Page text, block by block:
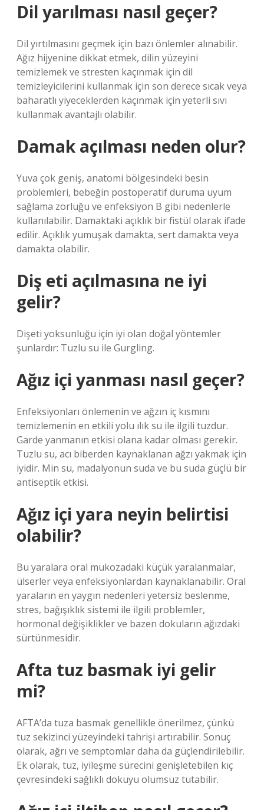
Dil yarılması nasıl geçer?
Dil yırtılmasını geçmek için bazı önlemler alınabilir.
Ağız hijyenine dikkat etmek, dilin yüzeyini
temizlemek ve stresten kaçınmak için dil
temizleyicilerini kullanmak için son derece sıcak veya
baharatlı yiyeceklerden kaçınmak için yeterli sıvı
kullanmak avantajlı olabilir.
Damak açılması neden olur?
Yuva çok geniş, anatomi bölgesindeki besin
problemleri, bebeğin postoperatif duruma uyum
sağlama zorluğu ve enfeksiyon B gibi nedenlerle
kullanılabilir. Damaktaki açıklık bir fistül olarak ifade
edilir. Açıklık yumuşak damakta, sert damakta veya
damakta olabilir.
Diş eti açılmasına ne iyi
gelir?
Dişeti yoksunluğu için iyi olan doğal yöntemler
şunlardır: Tuzlu su ile Gurgling.
Ağız içi yanması nasıl geçer?
Enfeksiyonları önlemenin ve ağzın iç kısmını
temizlemenin en etkili yolu ılık su ile ilgili tuzdur.
Garde yanmanın etkisi olana kadar olması gerekir.
Tuzlu su, acı biberden kaynaklanan ağzı yakmak için
iyidir. Min su, madalyonun suda ve bu suda güçlü bir
antiseptik etkisi.
Ağız içi yara neyin belirtisi
olabilir?
Bu yaralara oral mukozadaki küçük yaralanmalar,
ülserler veya enfeksiyonlardan kaynaklanabilir. Oral
yaraların en yaygın nedenleri yetersiz beslenme,
stres, bağışıklık sistemi ile ilgili problemler,
hormonal değişiklikler ve bazen dokuların ağızdaki
sürtünmesidir.
Afta tuz basmak iyi gelir
mi?
AFTA’da tuza basmak genellikle önerilmez, çünkü
tuz sekizinci yüzeyindeki tahrişi artırabilir. Sonuç
olarak, ağrı ve semptomlar daha da güçlendirilebilir.
Ek olarak, tuz, iyileşme sürecini genişletebilen kıç
çevresindeki sağlıklı dokuyu olumsuz tutabilir.